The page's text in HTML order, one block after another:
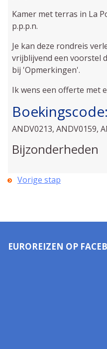
Kamer met terras in La
p.p.p.n.
Je kan deze rondreis
vrijblijvend een voorstel
bij 'Opmerkingen'.
Ik wens een offerte met
Boekingscode:
ANDV0213, ANDV0159,
Bijzonderheden
Vorige stap